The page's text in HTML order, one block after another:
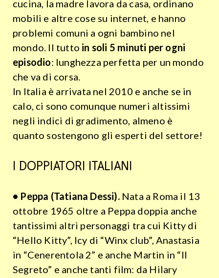
cucina, la madre lavora da casa, ordinano
mobili e altre cose su internet, e hanno
problemi comuni a ogni bambino nel
mondo. Il tutto in soli 5 minuti per ogni
episodio: lunghezza perfetta per un mondo
che va di corsa.
In Italia è arrivata nel 2010 e anche se in
calo, ci sono comunque numeri altissimi
negli indici di gradimento, almeno è
quanto sostengono gli esperti del settore!
I DOPPIATORI ITALIANI
• Peppa (Tatiana Dessi).Nata a Roma il 13
ottobre 1965 oltre a Peppa doppia anche
tantissimi altri personaggi tra cui Kitty di
“Hello Kitty”, Icy di “Winx club”, Anastasia
in “Cenerentola 2” e anche Martin in “Il
Segreto” e anche tanti film: da Hilary